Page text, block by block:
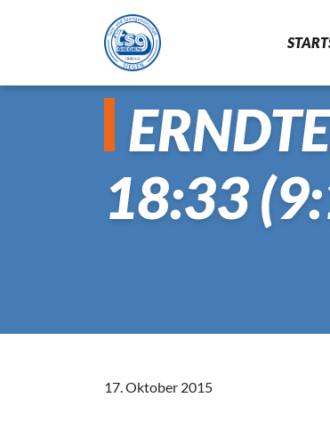
18:33
17. Oktober 2015